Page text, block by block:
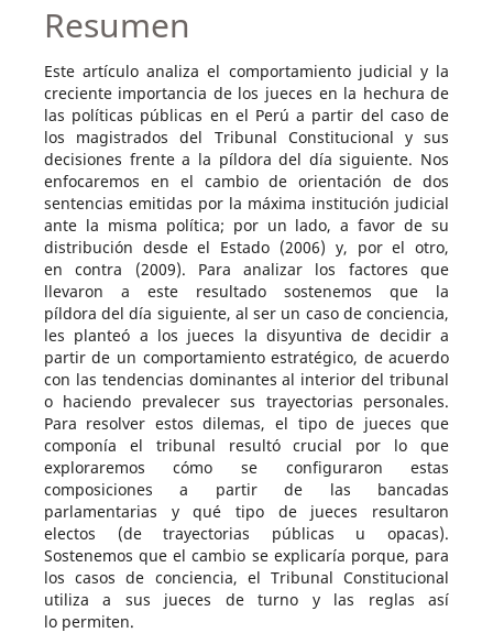
Resumen
Este artículo analiza el comportamiento judicial y la
creciente importancia de los jueces en la hechura de
las políticas públicas en el Perú a partir del caso de
los magistrados del Tribunal Constitucional y sus
decisiones frente a la píldora del día siguiente. Nos
enfocaremos en el cambio de orientación de dos
sentencias emitidas por la máxima institución judicial
ante la misma política; por un lado, a favor de su
distribución desde el Estado (2006) y, por el otro,
en contra (2009). Para analizar los factores que
llevaron a este resultado sostenemos que la
píldora del día siguiente, al ser un caso de conciencia,
les planteó a los jueces la disyuntiva de decidir a
partir de un comportamiento estratégico, de acuerdo
con las tendencias dominantes al interior del tribunal
o haciendo prevalecer sus trayectorias personales.
Para resolver estos dilemas, el tipo de jueces que
componía el tribunal resultó crucial por lo que
exploraremos cómo se configuraron estas
composiciones a partir de las bancadas
parlamentarias y qué tipo de jueces resultaron
electos (de trayectorias públicas u opacas).
Sostenemos que el cambio se explicaría porque, para
los casos de conciencia, el Tribunal Constitucional
utiliza a sus jueces de turno y las reglas así
lo permiten.